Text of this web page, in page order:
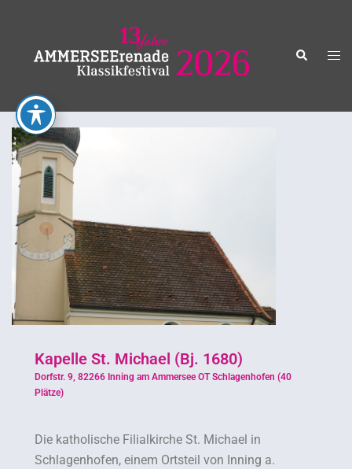
Kapelle St. Michael (Bj. 1680)
Dorfstr. 9, 82266 Inning am Ammersee OT Schlagenhofen (40
Plätze)
Die katholische Filialkirche St. Michael in
Schlagenhofen, einem Ortsteil von Inning a.